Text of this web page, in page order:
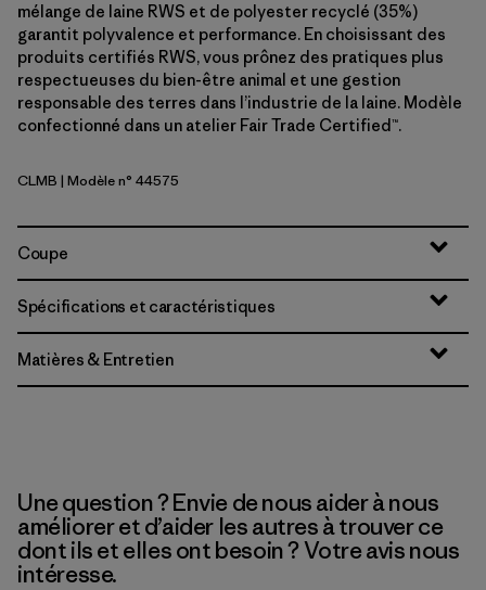
mélange de laine RWS et de polyester recyclé (35%)
garantit polyvalence et performance. En choisissant des
produits certifiés RWS, vous prônez des pratiques plus
respectueuses du bien-être animal et une gestion
responsable des terres dans l’industrie de la laine. Modèle
confectionné dans un atelier Fair Trade Certified™.
Clement Blue
CLMB | Modèle n° 44575
Coupe
Spécifications et caractéristiques
Matières & Entretien
Une question ? Envie de nous aider à nous
améliorer et d’aider les autres à trouver ce
dont ils et elles ont besoin ? Votre avis nous
intéresse.